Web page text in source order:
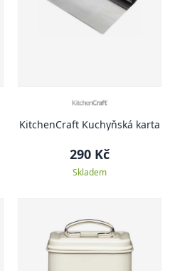
KitchenCraft Kuchyňská karta
290 Kč
Skladem